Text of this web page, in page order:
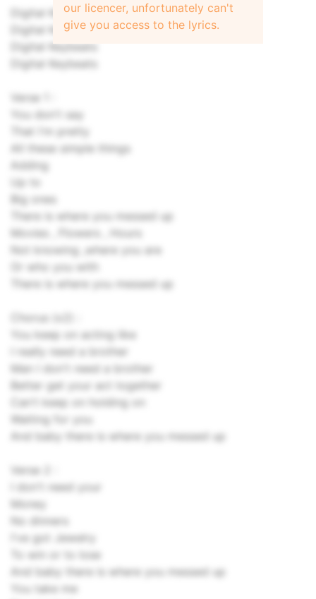
Digital Keybeats
Digital Keybeats
Digital Keybeats
Digital Keybeats
Verse 1 :
You don't say
That I'm pretty
All these simple things
Adding
Up to
Big ones
There is where you messed up
Movies , Flowers , Hours
Not knowing ,where you are
Or who you with
There is where you messed up
Chorus (x2) :
You keep on acting like
I really need a brother
Man I don't need a brother
Better get your act together
Can't keep on holding on
Waiting for you
And baby there is where you messed up
Verse 2 :
I don't need your
Money
No dinners
I've got Jewelry
To win or to lose
And baby there is where you messed up
You take me
our licencer, unfortunately can't
give you access to the lyrics.